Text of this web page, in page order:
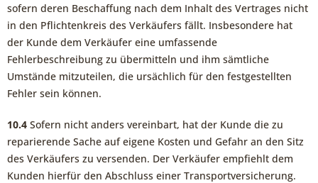
sofern deren Beschaffung nach dem Inhalt des Vertrages nicht
in den Pflichtenkreis des Verkäufers fällt. Insbesondere hat
der Kunde dem Verkäufer eine umfassende
Fehlerbeschreibung zu übermitteln und ihm sämtliche
Umstände mitzuteilen, die ursächlich für den festgestellten
Fehler sein können.
10.4 Sofern nicht anders vereinbart, hat der Kunde die zu
reparierende Sache auf eigene Kosten und Gefahr an den Sitz
des Verkäufers zu versenden. Der Verkäufer empfiehlt dem
Kunden hierfür den Abschluss einer Transportversicherung.